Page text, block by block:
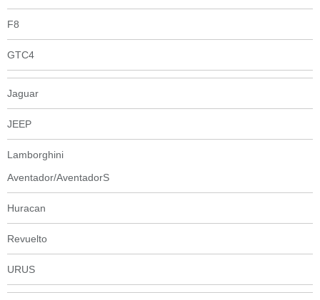
F8
GTC4
Jaguar
JEEP
Lamborghini
Aventador/AventadorS
Huracan
Revuelto
URUS